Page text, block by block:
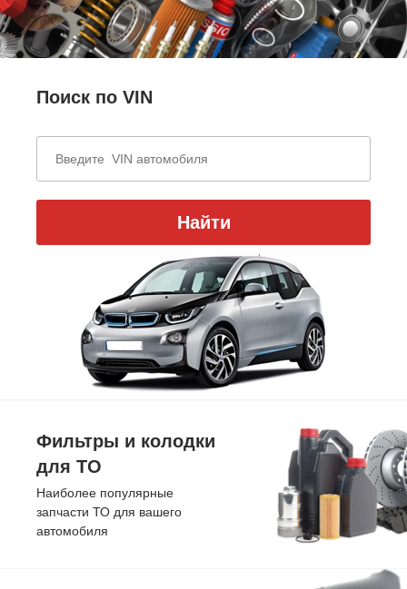
Поиск по VIN
Найти
Фильтры и колодки
для ТО
Наиболее популярные
запчасти ТО для вашего
автомобиля